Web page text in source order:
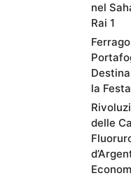
nel
Rai 1
la
delle